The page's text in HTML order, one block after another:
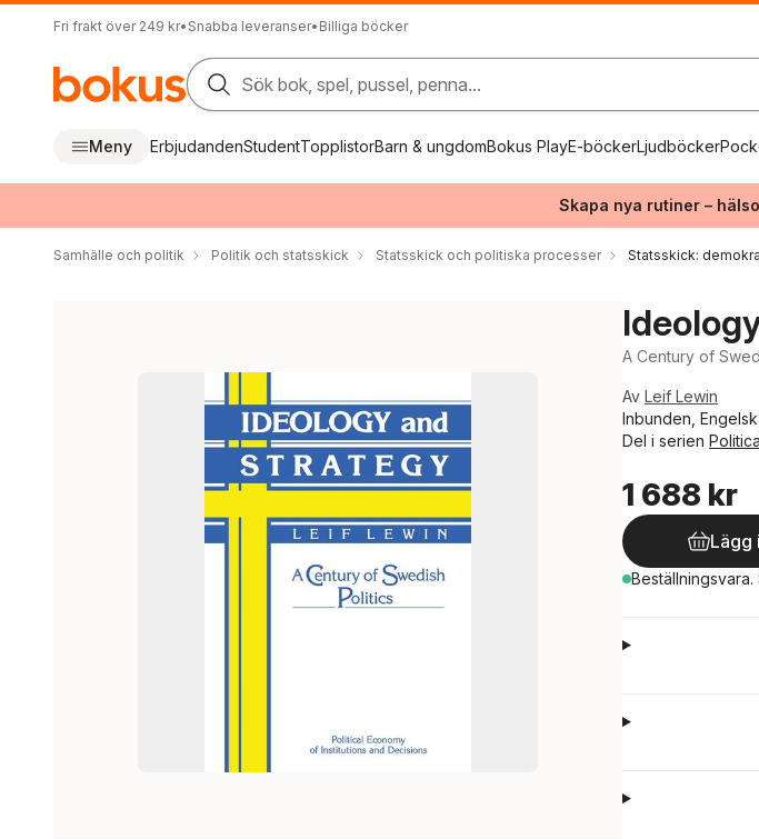
Fri frakt över 249 kr• Snabba leveranser• Billiga böcker
Sök bok, spel, pussel, penna...
Meny ErbjudandenStudentTopplistorBarn & ungdomBokus PlayE-böckerLjudböcker
Skapa nya rutiner –
Samhälle och politik Politik och statsskick Statsskick och politiska processer Statsskick:
A Century of
Av Leif Lewin
Inbunden,
Del i serien
1 688 kr
Lägg
Beställningsvara.